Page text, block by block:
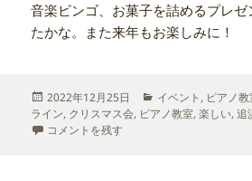
音楽ビンゴ、お菓子を詰めるプレ
たかな。また来年もお楽しみに！
投
稿
日:
2022年12月25日
カ
テ
イベント , ピアノ
ライン, クリスマス会, ピアノ教室,楽しい,追
クリスマス会 に
コメントを残す